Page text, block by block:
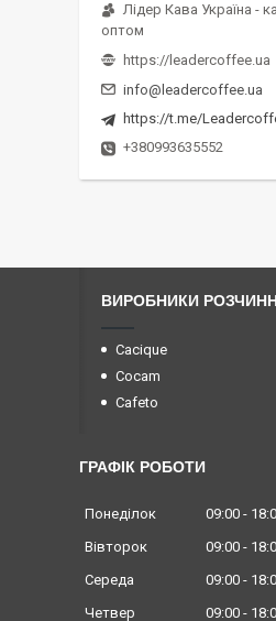
Лідер Кава Україна -
оптом
https://leadercoffee.ua
info@leadercoffee.ua
https://t.me/
+380993635552
ВИРОБНИКИ
Cacique
Cocam
Cafeto
ГРАФІК РОБОТИ
Понеділок 09:00
Вівторок
09:00
Середа
09:00
Четвер
09:00